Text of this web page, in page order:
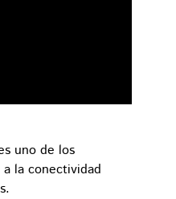
uno de los
la conectividad